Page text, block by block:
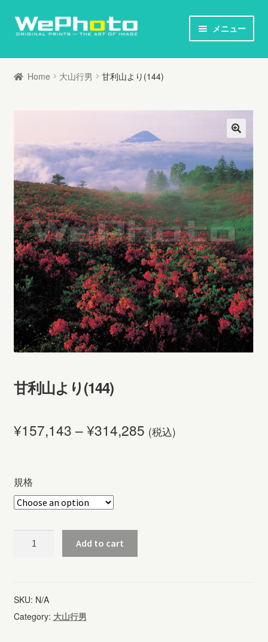
ナ
ゲ
ー
へ
ス
キ
ッ
プ
コ
テ
ン
キ
ッ
プ
メニュー
ホーム
写真家列伝
オリジナルプリントとは
Home 大山行男 甘利山より(144)
甘利山より(144)
¥157,143 –¥314,285 (税込)
規格
よ
り
Add to cart
SKU: N/A
Category: 大山行男